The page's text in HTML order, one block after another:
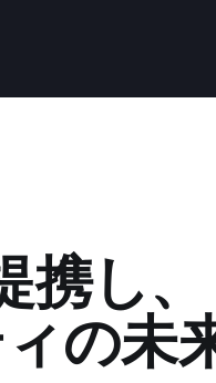
し、
の未